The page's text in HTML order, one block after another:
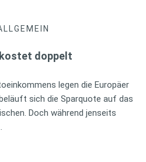
doppelt
legen die Europäer
sich die Sparquote auf das
Doch während jenseits